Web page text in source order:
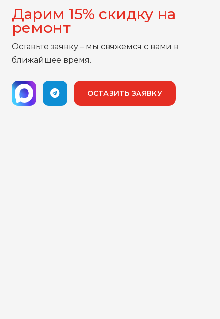
Дарим 15% скидку на
ремонт
Оставьте заявку – мы свяжемся с вами в
ближайшее время.
ОСТАВИТЬ ЗАЯВКУ